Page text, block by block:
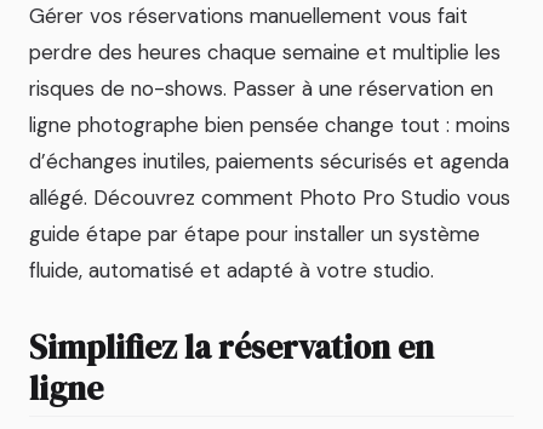
Gérer vos réservations manuellement vous fait
perdre des heures chaque semaine et multiplie les
risques de no-shows. Passer à une réservation en
ligne photographe bien pensée change tout : moins
d’échanges inutiles, paiements sécurisés et agenda
allégé. Découvrez comment Photo Pro Studio vous
guide étape par étape pour installer un système
fluide, automatisé et adapté à votre studio.
Simplifiez la réservation en
ligne